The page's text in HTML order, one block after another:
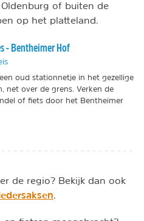
of buiten de
op het platteland.
- Bentheimer Hof
oud stationnetje in het gezellige
net over de grens. Verken de
of fiets door het Bentheimer
de regio? Bekijk dan ook